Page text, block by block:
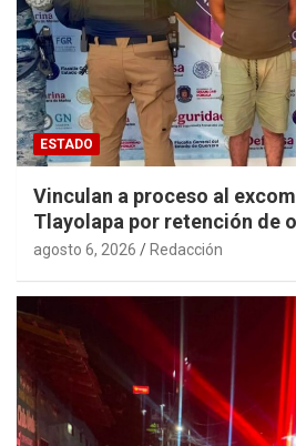
ESTADO
Vinculan a proceso al
Tlayolapa por retención de
agosto 6, 2026 Redacción